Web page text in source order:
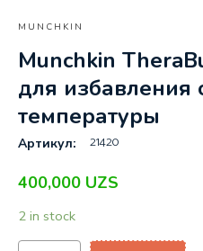
MUNCHKIN
Munchkin
для избавления
температуры
Артикул: 21420
400,000 UZS
2 in stock